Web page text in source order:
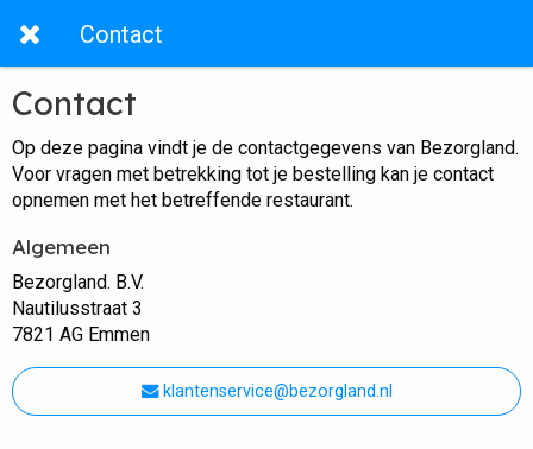
Contact
Contact
Op deze pagina vindt je de contactgegevens van Bezorgland.
Voor vragen met betrekking tot je bestelling kan je contact
opnemen met het betreffende restaurant.
Algemeen
Bezorgland. B.V.
Nautilusstraat 3
7821 AG Emmen
klantenservice@bezorgland.nl